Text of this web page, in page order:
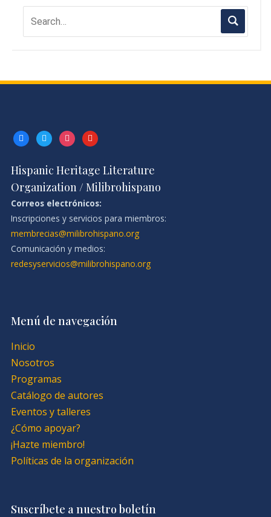
facebooktwitterinstagramyoutube
Hispanic Heritage Literature
Organization / Milibrohispano
Correos electrónicos:
Inscripciones y servicios para miembros:
membrecias@milibrohispano.org
Comunicación y medios:
redesyservicios@milibrohispano.org
Menú de navegación
Inicio
Nosotros
Programas
Catálogo de autores
Eventos y talleres
¿Cómo apoyar?
¡Hazte miembro!
Políticas de la organización
Suscríbete a nuestro boletín